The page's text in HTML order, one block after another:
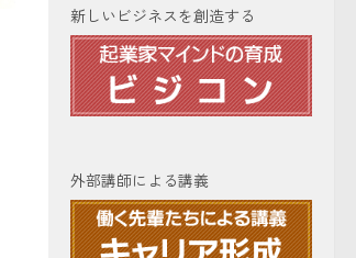
新しいビジネスを創造する
外部講師による講義